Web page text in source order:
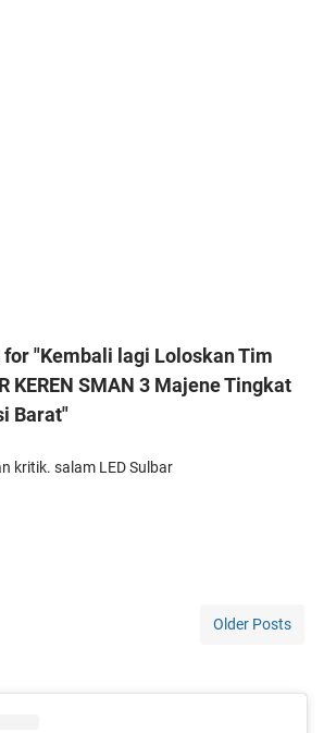
"Kembali lagi Loloskan Tim
KEREN SMAN 3 Majene Tingkat
Barat"
kritik. salam LED Sulbar
Older Posts